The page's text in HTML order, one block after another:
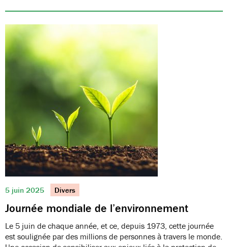
5 juin 2025 Divers
Journée mondiale de l’environnement
Le 5 juin de chaque année, et ce, depuis 1973, cette journée
est soulignée par des millions de personnes à travers le monde.